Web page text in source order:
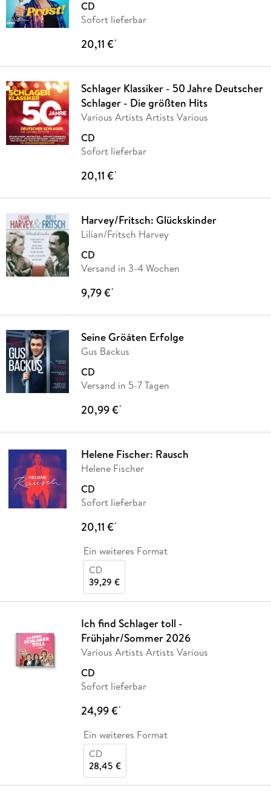
CD
Sofort lieferbar
20,11 €*
Schlager Klassiker - 50 Jahre Deutscher
Schlager - Die größten Hits
Various Artists Artists Various
CD
Sofort lieferbar
20,11 €*
Harvey/Fritsch: Glückskinder
Lilian/Fritsch Harvey
CD
Versand in 3-4 Wochen
9,79 €*
Seine Gröáten Erfolge
Gus Backus
CD
Versand in 5-7 Tagen
20,99 €*
Helene Fischer: Rausch
Helene Fischer
CD
Sofort lieferbar
20,11 €*
Ein weiteres Format
CD
39,29 €
Ich find Schlager toll -
Frühjahr/Sommer 2026
Various Artists Artists Various
CD
Sofort lieferbar
24,99 €*
Ein weiteres Format
CD
28,45 €